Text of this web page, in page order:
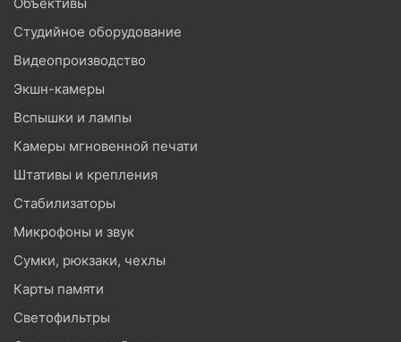
Студийное оборудование
Видеопроизводство
Экшн-камеры
Вспышки и лампы
Камеры мгновенной печати
Штативы и крепления
Стабилизаторы
Микрофоны и звук
Сумки, рюкзаки, чехлы
Карты памяти
Светофильтры